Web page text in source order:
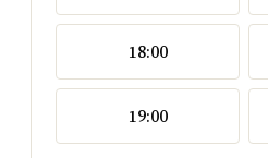
18:00
19:00